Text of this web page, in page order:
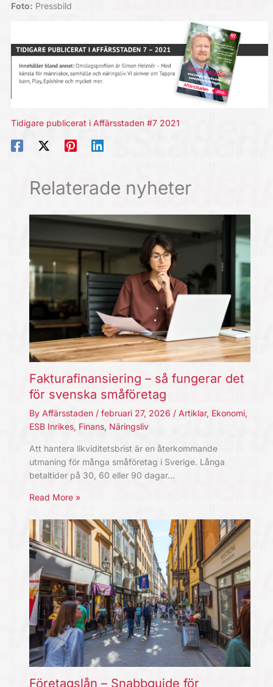
Foto: Pressbild
Tidigare publicerat i Affärsstaden #7 2021
Relaterade nyheter
Fakturafinansiering – så fungerar det
för svenska småföretag
By Affärsstaden / februari 27, 2026 / Artiklar, Ekonomi,
ESB Inrikes, Finans, Näringsliv
Att hantera likviditetsbrist är en återkommande
utmaning för många småföretag i Sverige. Långa
betaltider på 30, 60 eller 90 dagar…
Read More »
Företagslån – Snabbguide för